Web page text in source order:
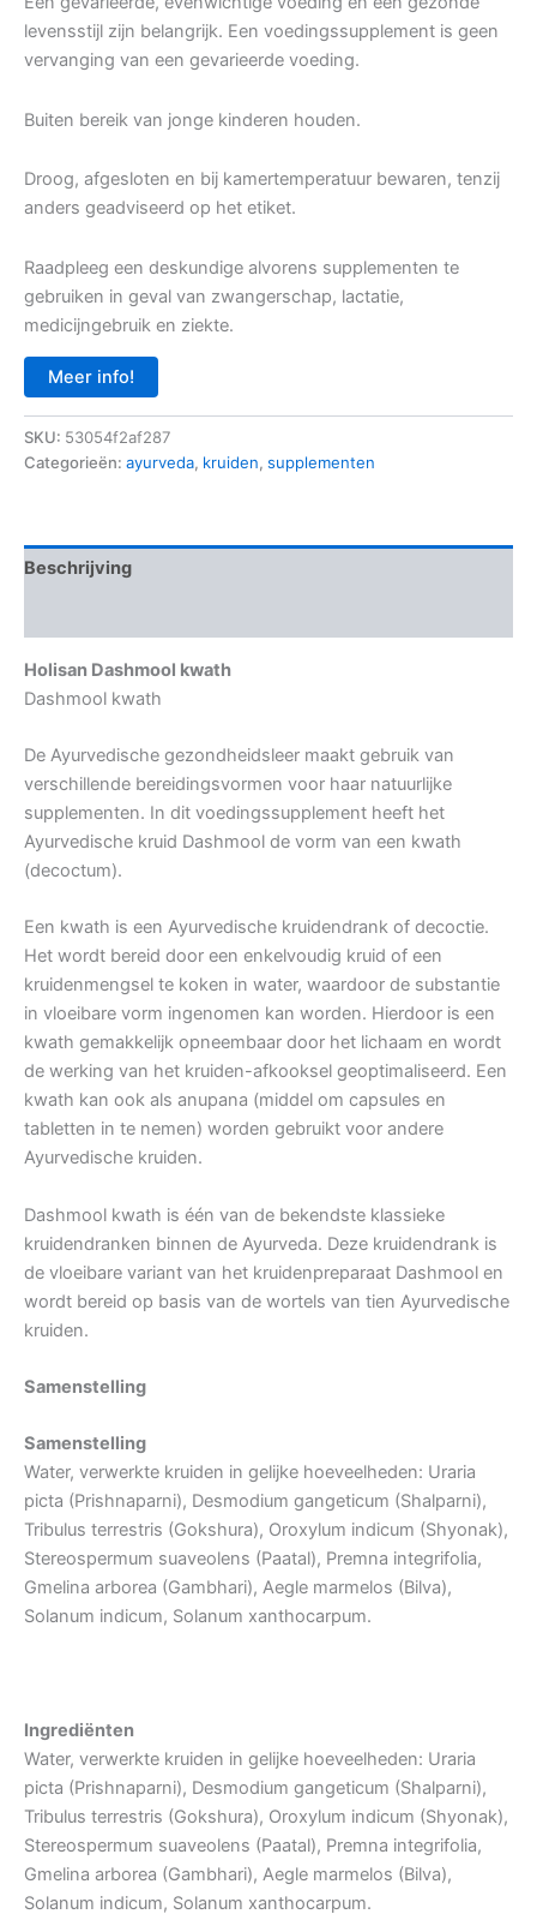
levensstijl zijn belangrijk. Een voedingssupplement is geen
vervanging van een gevarieerde voeding.
Buiten bereik van jonge kinderen houden.
Droog, afgesloten en bij kamertemperatuur bewaren, tenzij
anders geadviseerd op het etiket.
Raadpleeg een deskundige alvorens supplementen te
gebruiken in geval van zwangerschap, lactatie,
medicijngebruik en ziekte.
Meer info!
SKU: 53054f2af287
Categorieën: ayurveda, kruiden, supplementen
Beschrijving
Holisan Dashmool kwath
Dashmool kwath
De Ayurvedische gezondheidsleer maakt gebruik van
verschillende bereidingsvormen voor haar natuurlijke
supplementen. In dit voedingssupplement heeft het
Ayurvedische kruid Dashmool de vorm van een kwath
(decoctum).
Een kwath is een Ayurvedische kruidendrank of decoctie.
Het wordt bereid door een enkelvoudig kruid of een
kruidenmengsel te koken in water, waardoor de substantie
in vloeibare vorm ingenomen kan worden. Hierdoor is een
kwath gemakkelijk opneembaar door het lichaam en wordt
de werking van het kruiden-afkooksel geoptimaliseerd. Een
kwath kan ook als anupana (middel om capsules en
tabletten in te nemen) worden gebruikt voor andere
Ayurvedische kruiden.
Dashmool kwath is één van de bekendste klassieke
kruidendranken binnen de Ayurveda. Deze kruidendrank is
de vloeibare variant van het kruidenpreparaat Dashmool en
wordt bereid op basis van de wortels van tien Ayurvedische
kruiden.
Samenstelling
Samenstelling
Water, verwerkte kruiden in gelijke hoeveelheden: Uraria
picta (Prishnaparni), Desmodium gangeticum (Shalparni),
Tribulus terrestris (Gokshura), Oroxylum indicum (Shyonak),
Stereospermum suaveolens (Paatal), Premna integrifolia,
Gmelina arborea (Gambhari), Aegle marmelos (Bilva),
Solanum indicum, Solanum xanthocarpum.
Ingrediënten
Water, verwerkte kruiden in gelijke hoeveelheden: Uraria
picta (Prishnaparni), Desmodium gangeticum (Shalparni),
Tribulus terrestris (Gokshura), Oroxylum indicum (Shyonak),
Stereospermum suaveolens (Paatal), Premna integrifolia,
Gmelina arborea (Gambhari), Aegle marmelos (Bilva),
Solanum indicum, Solanum xanthocarpum.